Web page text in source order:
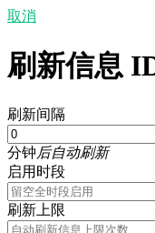
取消
刷新信息
刷新间隔
分钟后自动刷新
启用时段
刷新上限